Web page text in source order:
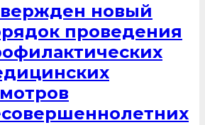
новый
проведения